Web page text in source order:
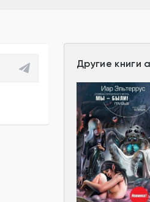
Другие книги